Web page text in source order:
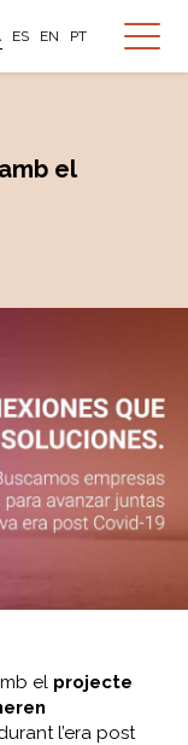
ES EN PT
el
el projecte
l’era post